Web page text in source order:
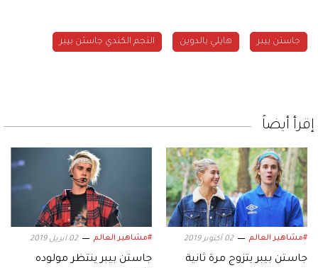
جاستن بيبر هايلي بالدوين النجم الكندي جاستن بيبر
إقرأ أيضاً
#مشاهير العالم 02 أكتوبر 2019
جاستن بيبر يتزوج مرة ثانية
#مشاهير العالم 02 ابريل 2019
جاستن بيبر ينتظر مولوده